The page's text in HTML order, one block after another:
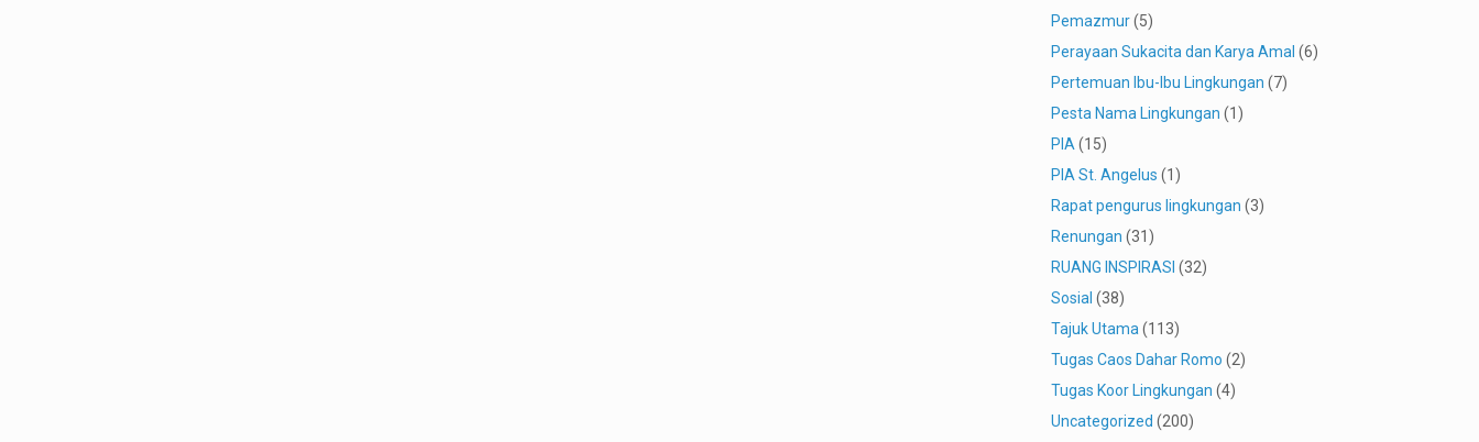
Pemazmur(5)
Perayaan Sukacita dan Karya Amal (6)
Pertemuan Ibu-Ibu Lingkungan (7)
Pesta Nama Lingkungan (1)
PIA (15)
PIA St. Angelus (1)
Rapat pengurus lingkungan (3)
Renungan (31)
RUANG INSPIRASI (32)
Sosial (38)
Tajuk Utama (113)
Tugas Caos Dahar Romo (2)
Tugas Koor Lingkungan (4)
Uncategorized (200)